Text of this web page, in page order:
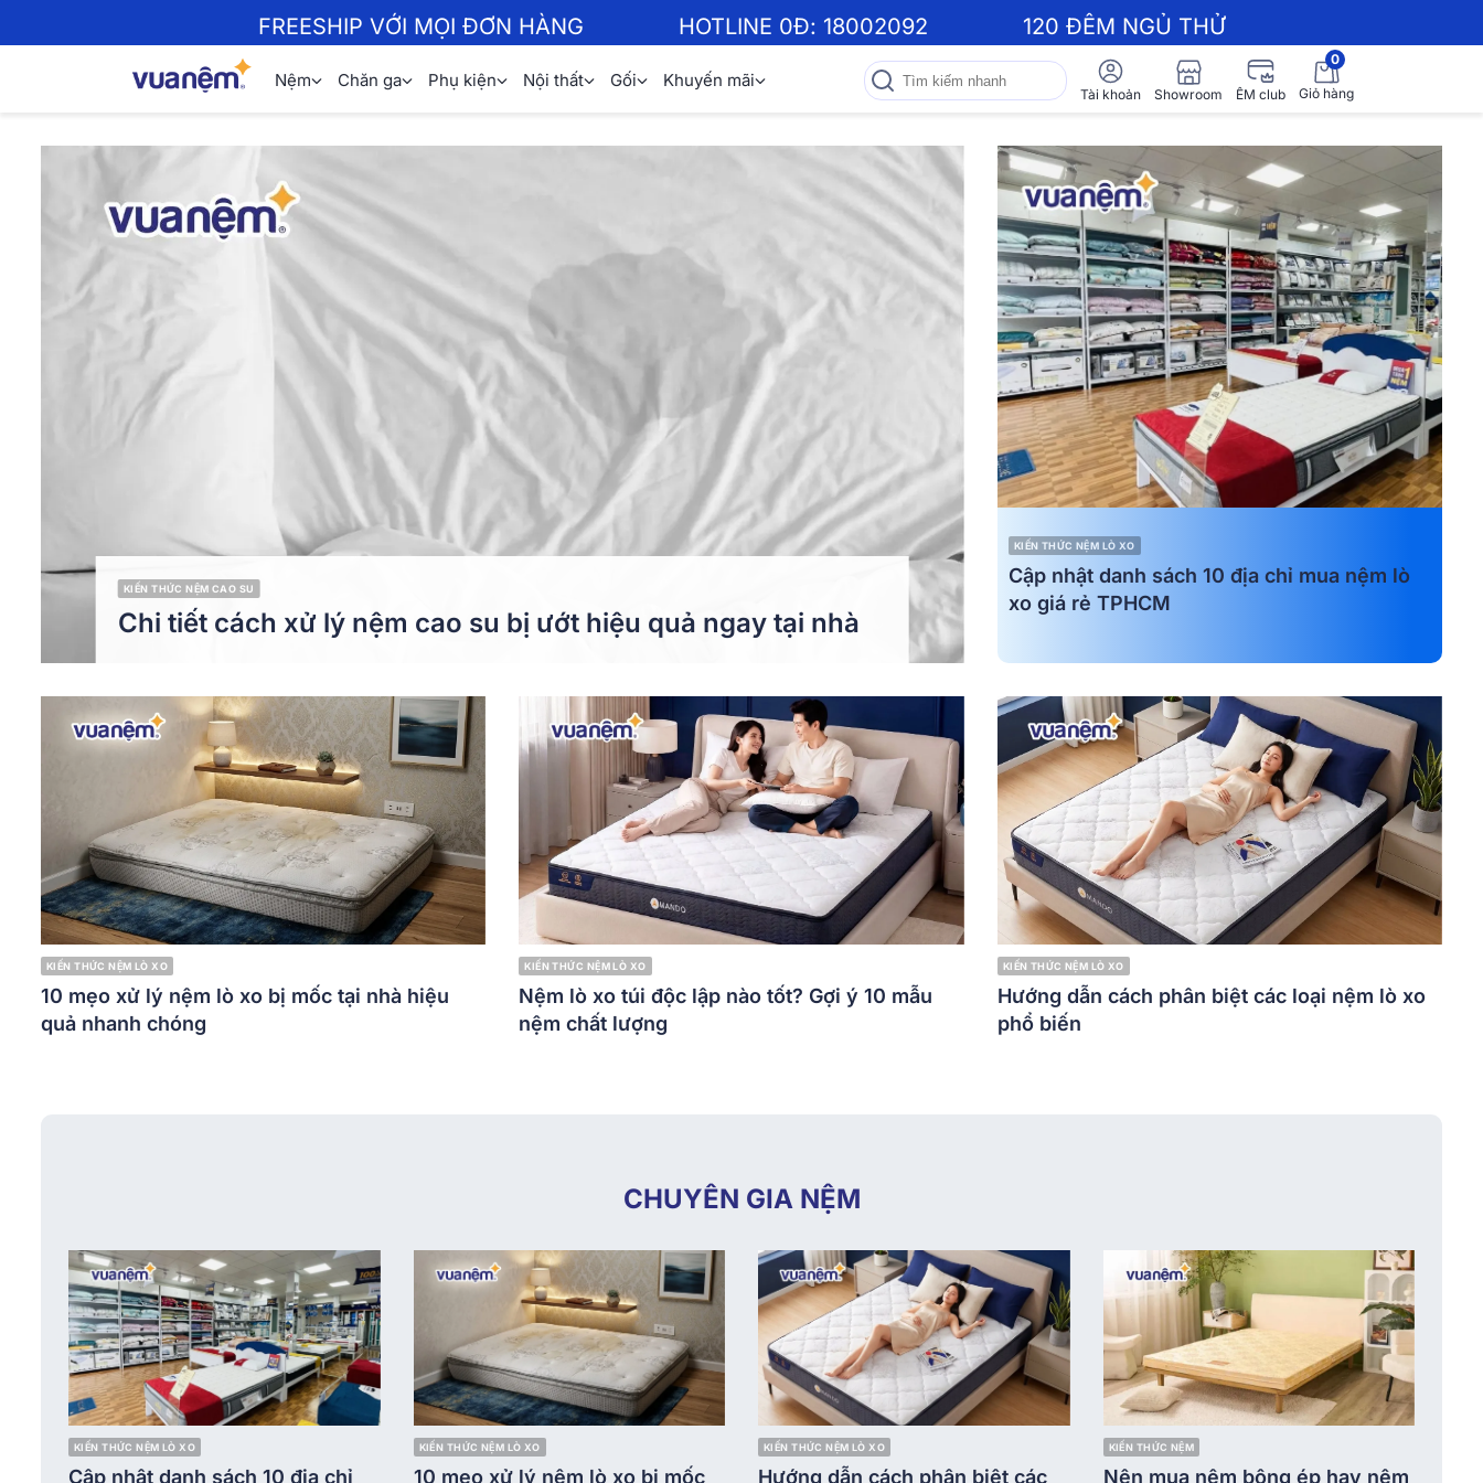
FREESHIP VỚI MỌI ĐƠN HÀNG HOTLINE 0Đ: 18002092 120 ĐÊM NGỦ THỬ
Nệm Chăn ga Phụ kiện Nội thất Gối Khuyến mãi
Tài khoản Showroom ÊM club
0
Giỏ hàng
KIẾN THỨC NỆM CAO SU
Chi tiết cách xử lý nệm cao su bị ướt hiệu quả ngay tại nhà
KIẾN THỨC NỆM LÒ XO
Cập nhật danh sách 10 địa chỉ mua nệm lò
xo giá rẻ TPHCM
KIẾN THỨC NỆM LÒ XO
10 mẹo xử lý nệm lò xo bị mốc tại nhà hiệu
quả nhanh chóng
KIẾN THỨC NỆM LÒ XO
Nệm lò xo túi độc lập nào tốt? Gợi ý 10 mẫu
nệm chất lượng
KIẾN THỨC NỆM LÒ XO
Hướng dẫn cách phân biệt các loại nệm lò xo
phổ biến
CHUYÊN GIA NỆM
KIẾN THỨC NỆM LÒ XO
Cập nhật danh sách 10 địa chỉ
KIẾN THỨC NỆM LÒ XO
10 mẹo xử lý nệm lò xo bị mốc
KIẾN THỨC NỆM LÒ XO
Hướng dẫn cách phân biệt các
KIẾN THỨC NỆM
Nên mua nệm bông ép hay nệm